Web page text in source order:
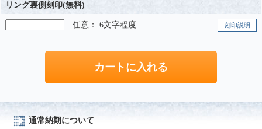
リング裏側刻印(無料)
任意： 6文字程度 刻印説明
通常納期について